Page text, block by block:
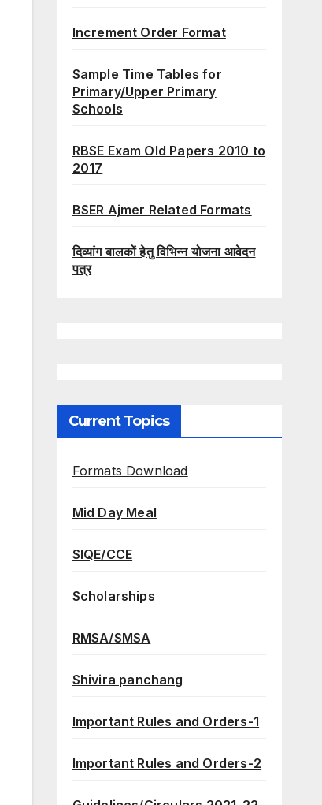
Increment Order Format
Sample Time Tables for
Primary/Upper Primary
Schools
RBSE Exam Old Papers 2010 to
2017
BSER Ajmer Related Formats
दिव्यांग बालकों हेतु विभिन्न योजना आवेदन
पत्र
Current Topics
Formats Download
Mid Day Meal
SIQE/CCE
Scholarships
RMSA/SMSA
Shivira panchang
Important Rules and Orders-1
Important Rules and Orders-2